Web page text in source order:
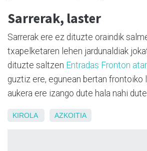
Sarrerak, laster
Sarrerak ere ez dituzte oraindik
txapelketaren lehen jardunaldiak
dituzte saltzen Entradas Fronton
guztiz ere, egunean bertan
aukera ere izango dute hala nahi
KIROLA AZKOITIA